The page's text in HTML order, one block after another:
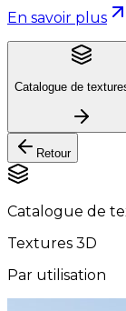
En savoir plus
Catalogue de
Retour
Catalogue de
Textures 3D
Par utilisation